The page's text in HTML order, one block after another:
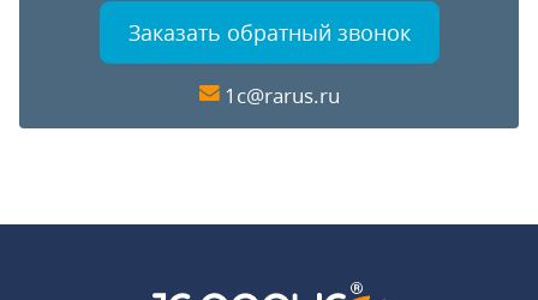
Заказать обратный звонок
1c@rarus.ru